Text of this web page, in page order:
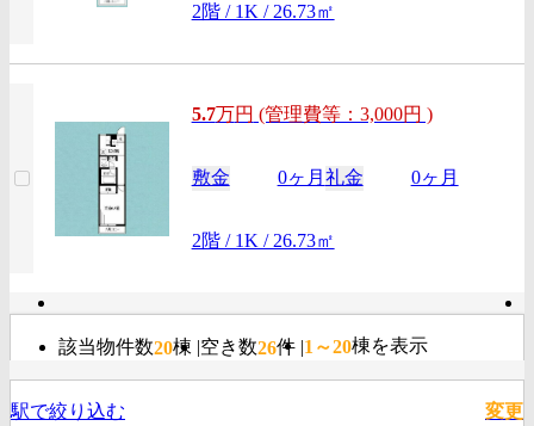
2階 / 1K / 26.73㎡
5.7万円 (管理費等：3,000円 )
敷金 0ヶ月 礼金 0ヶ月
2階 / 1K / 26.73㎡
該当物件数20棟 空き数26件 1～20棟を表示
駅で絞り込む 変更